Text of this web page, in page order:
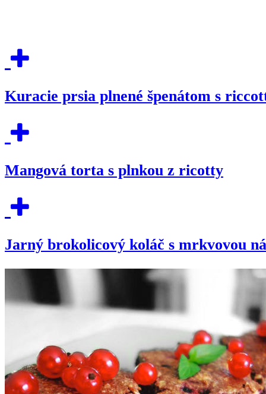
Kuracie prsia plnené špenátom s
Mangová torta s plnkou z ricotty
Jarný brokolicový koláč s mrkvovou